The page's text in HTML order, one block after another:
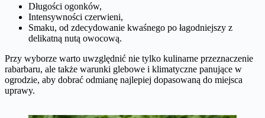
Długości ogonków,
Intensywności czerwieni,
Smaku, od zdecydowanie kwaśnego po łagodniejszy z
delikatną nutą owocową.
Przy wyborze warto uwzględnić nie tylko kulinarne przeznaczenie
rabarbaru, ale także warunki glebowe i klimatyczne panujące w
ogrodzie, aby dobrać odmianę najlepiej dopasowaną do miejsca
uprawy.